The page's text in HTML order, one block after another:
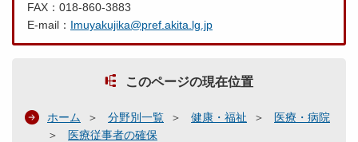
FAX：018-860-3883
E-mail： Imuyakujika@pref.akita.lg.jp
このページの現在位置
ホーム 分野別一覧 健康・福祉
医療・病院
医療従事者の確保